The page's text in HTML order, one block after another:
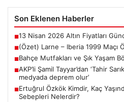
Son Eklenen Haberler
■13 Nisan 2026 Altın Fiyatları
■(Özet) Larne – Iberia 1999 Maçı
■Bahçe Mutfakları ve Şık Yaşam
■AKP’li Şamil Tayyar’dan ‘Tahir
medyada deprem olur’
■Ertuğrul Özkök Kimdir, Kaç
Sebepleri Nelerdir?